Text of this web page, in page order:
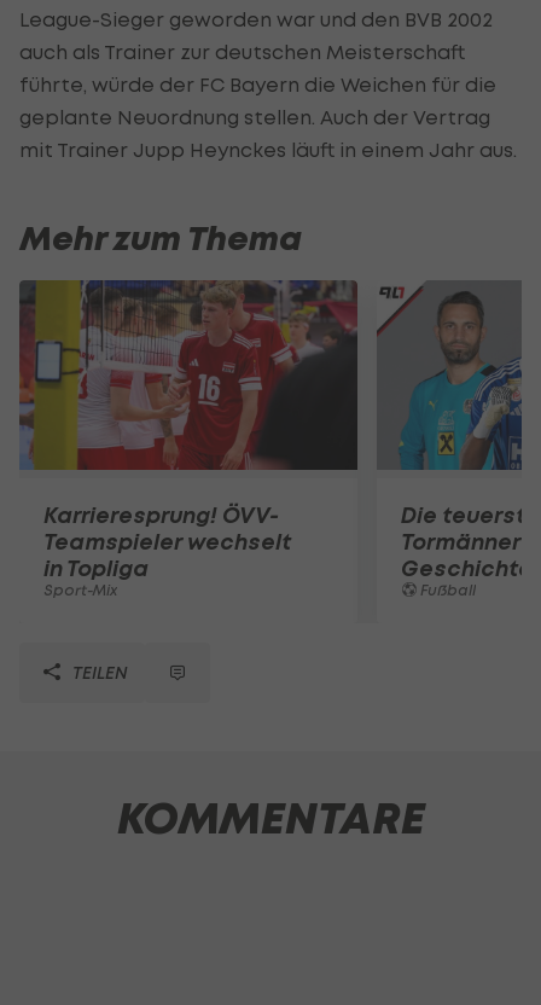
League-Sieger geworden war und den BVB 2002
auch als Trainer zur deutschen Meisterschaft
führte, würde der FC Bayern die Weichen für die
geplante Neuordnung stellen. Auch der Vertrag
mit Trainer Jupp Heynckes läuft in einem Jahr aus.
Mehr zum Thema
Karrieresprung! ÖVV-
Teamspieler wechselt
in Topliga
Sport-Mix
Die
Tormänner
Geschichte
Fußball
TEILEN
KOMMENTARE